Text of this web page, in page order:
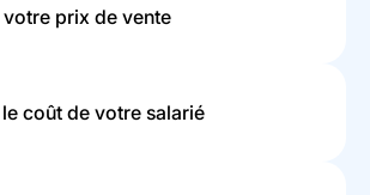
prix de vente
coût de votre salarié